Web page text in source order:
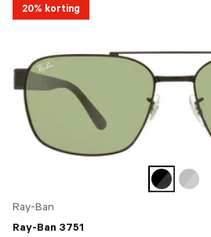
20% korting
Ray-Ban
Ray-Ban 3751